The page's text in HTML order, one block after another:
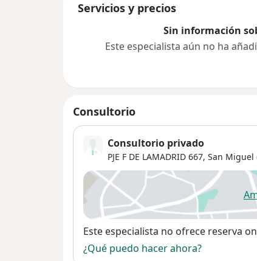
Servicios y precios
Sin información
Este especialista aún no ha
Consultorio
Consultorio privado
PJE F DE LAMADRID 667, San Miguel
Disponibilidad
Este especialista no ofrece reserva
¿Qué puedo hacer ahora?